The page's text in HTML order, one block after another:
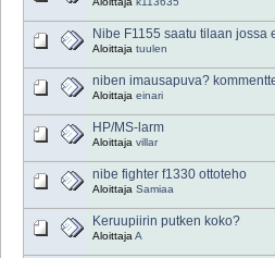
Nibe F1155 saatu tilaan jossa
Aloittaja tuulen
niben imausapuva?
Aloittaja einari
HP/MS-larm
Aloittaja villar
nibe fighter f1330 ottoteho
Aloittaja Samiaa
Keruupiirin putken koko?
Aloittaja A